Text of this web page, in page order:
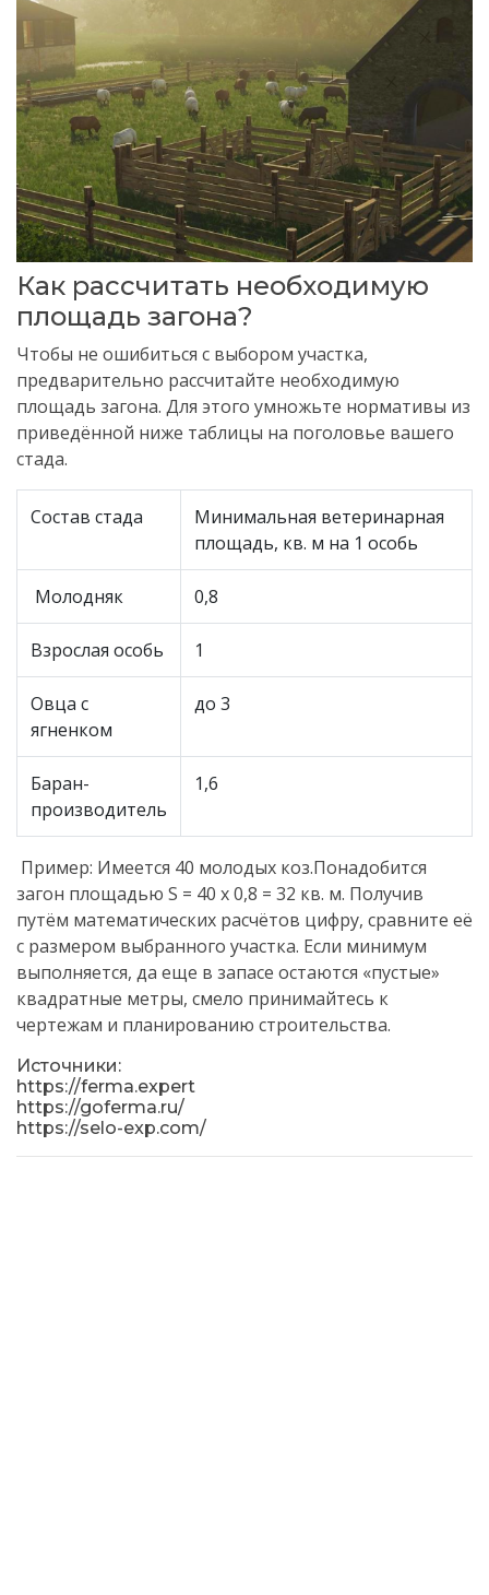
Как рассчитать необходимую
площадь загона?
Чтобы не ошибиться с выбором участка,
предварительно рассчитайте необходимую
площадь загона. Для этого умножьте нормативы из
приведённой ниже таблицы на поголовье вашего
стада.
Состав стада
Минимальная ветеринарная
площадь, кв. м на 1 особь
Молодняк 0,8
Взрослая особь 1
Овца с
ягненком
до 3
Баран-
производитель
1,6
Пример: Имеется 40 молодых коз.Понадобится
загон площадью S = 40 х 0,8 = 32 кв. м. Получив
путём математических расчётов цифру, сравните её
с размером выбранного участка. Если минимум
выполняется, да еще в запасе остаются «пустые»
квадратные метры, смело принимайтесь к
чертежам и планированию строительства.
Источники:
https://ferma.expert
https://goferma.ru/
https://selo-exp.com/